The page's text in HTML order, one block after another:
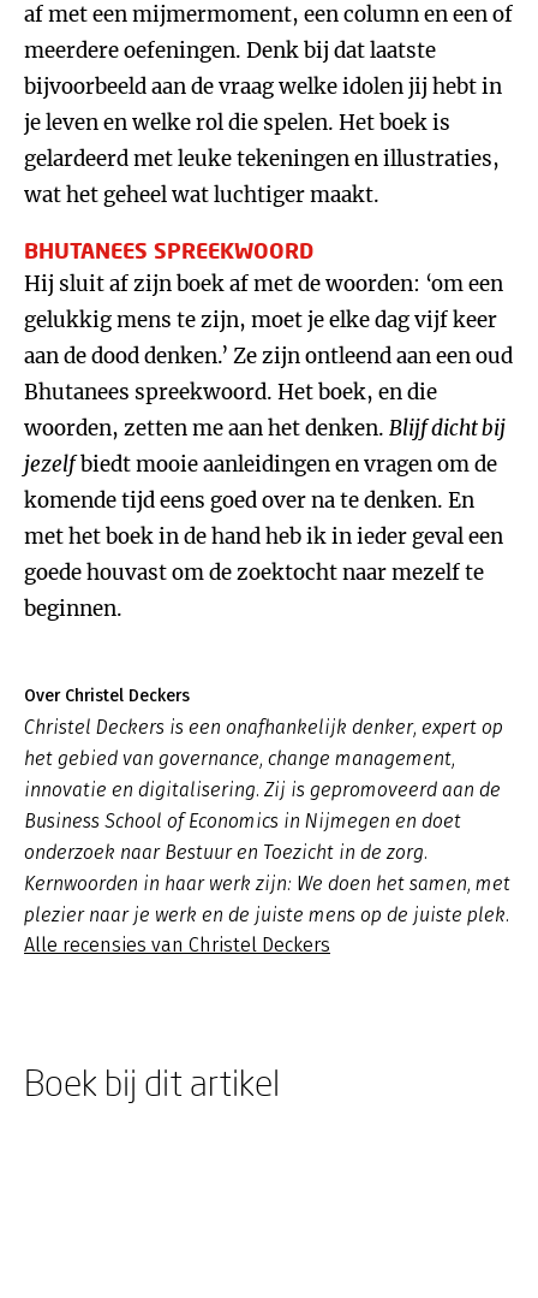
af met een mijmermoment, een column en een of
meerdere oefeningen. Denk bij dat laatste
bijvoorbeeld aan de vraag welke idolen jij hebt in
je leven en welke rol die spelen. Het boek is
gelardeerd met leuke tekeningen en illustraties,
wat het geheel wat luchtiger maakt.
BHUTANEES SPREEKWOORD
Hij sluit af zijn boek af met de woorden: ‘om een
gelukkig mens te zijn, moet je elke dag vijf keer
aan de dood denken.’ Ze zijn ontleend aan een oud
Bhutanees spreekwoord. Het boek, en die
woorden, zetten me aan het denken. Blijf dicht bij
jezelfbiedt mooie aanleidingen en vragen om de
komende tijd eens goed over na te denken. En
met het boek in de hand heb ik in ieder geval een
goede houvast om de zoektocht naar mezelf te
beginnen.
Over Christel Deckers
Christel Deckers is een onafhankelijk denker, expert op
het gebied van governance, change management,
innovatie en digitalisering. Zij is gepromoveerd aan de
Business School of Economics in Nijmegen en doet
onderzoek naar Bestuur en Toezicht in de zorg.
Kernwoorden in haar werk zijn: We doen het samen, met
plezier naar je werk en de juiste mens op de juiste plek.
Alle recensies van Christel Deckers
Boek bij dit artikel